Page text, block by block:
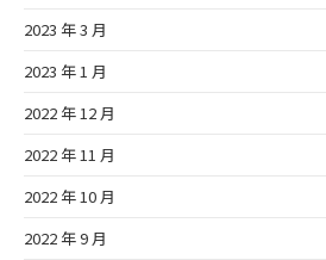
2023 年 3 月
2023 年 1 月
2022 年 12 月
2022 年 11 月
2022 年 10 月
2022 年 9 月